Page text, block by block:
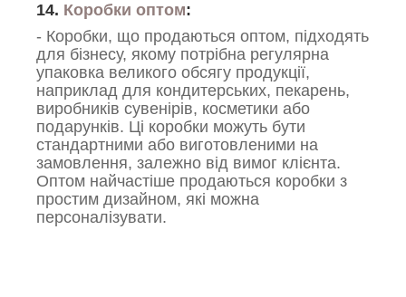
14. Коробки оптом:
- Коробки, що продаються оптом, підходять
для бізнесу, якому потрібна регулярна
упаковка великого обсягу продукції,
наприклад для кондитерських, пекарень,
виробників сувенірів, косметики або
подарунків. Ці коробки можуть бути
стандартними або виготовленими на
замовлення, залежно від вимог клієнта.
Оптом найчастіше продаються коробки з
простим дизайном, які можна
персоналізувати.